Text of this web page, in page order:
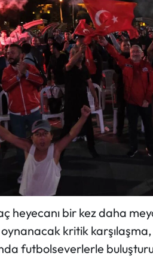
heyecanı bir kez daha
kritik
futbolseverlerle